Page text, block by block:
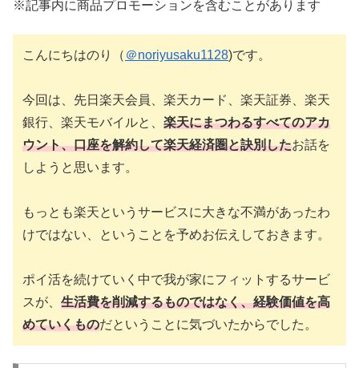
※記事内に商品プロモーションを含むことがあります
こんにちはのり（ ＠noriyusaku1128)です。
今回は、先日楽天会員、楽天カード、楽天証券、楽天
銀行、楽天モバイルと、 楽天にまつわるすべてのアカ
ウント、口座を解約して楽天経済圏と訣別したお話を
しようと思います。
もっとも楽天というサービスに大きな不満があったわ
けではない、ということを予めお伝えしておきます。
ポイ活を続けていく中で我が家にフィットするサービ
スが、 生活費を削減するものではなく、経験価値を高
めていくものだということに気づいたからでした。